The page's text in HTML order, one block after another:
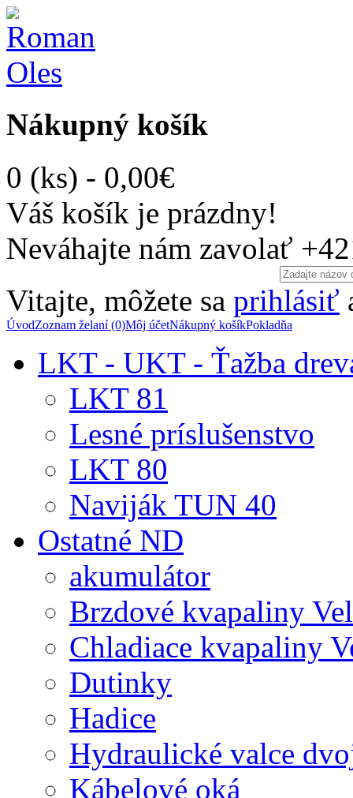
Nákupný košík
0 (ks) - 0,00€
Váš košík je prázdny!
Neváhajte nám zavolať
Vitajte, môžete sa prihlásiť
ÚvodZoznam želaní (0)Môj účetNákupný košíkPokladňa
LKT - UKT - Ťažba
LKT 81
Lesné príslušenstvo
LKT 80
Naviják TUN 40
Ostatné ND
akumulátor
Brzdové kvapaliny
Chladiace kvapaliny
Dutinky
Hadice
Hydraulické valce
Kábelové oká